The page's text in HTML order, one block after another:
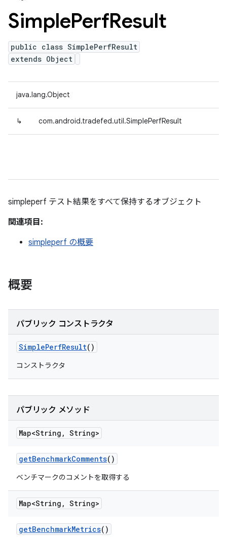
SimplePerfResult
public class SimplePerfResult
extends Object
java.lang.Object
↳ com.android.tradefed.util.SimplePerfResult
simpleperf テスト結果をすべて保持するオブジェクト
関連項目:
simpleperf の概要
概要
パブリック コンストラクタ
SimplePerfResult()
コンストラクタ
パブリック メソッド
Map<String , String>
getBenchmarkComments()
ベンチマークのコメントを取得する
Map<String , String>
getBenchmarkMetrics()